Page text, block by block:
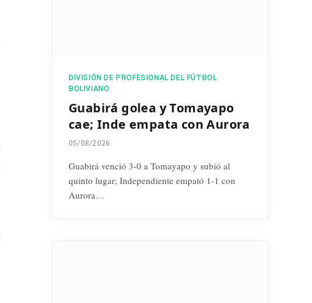
DIVISIÓN DE PROFESIONAL DEL FÚTBOL
BOLIVIANO
Guabirá golea y Tomayapo
cae; Inde empata con Aurora
05/08/2026
Guabirá venció 3-0 a Tomayapo y subió al
quinto lugar; Independiente empató 1-1 con
Aurora…